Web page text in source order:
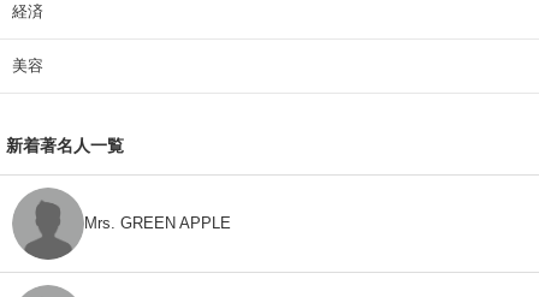
経済
美容
新着著名人一覧
Mrs. GREEN APPLE